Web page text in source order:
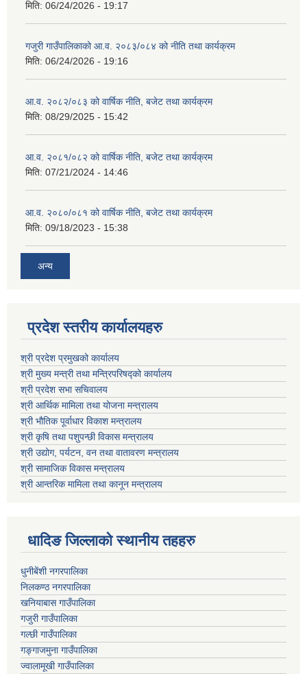
मिति: 06/24/2026 - 19:17
गजुरी गाउँपालिकाको आ.व. २०८३/०८४ को नीति तथा कार्यक्रम
मिति: 06/24/2026 - 19:16
आ.व. २०८२/०८३ को वार्षिक नीति, बजेट तथा कार्यक्रम
मिति: 08/29/2025 - 15:42
आ.व. २०८१/०८२ को वार्षिक नीति, बजेट तथा कार्यक्रम
मिति: 07/21/2024 - 14:46
आ.व. २०८०/०८१ को वार्षिक नीति, बजेट तथा कार्यक्रम
मिति: 09/18/2023 - 15:38
अन्य
प्रदेश स्तरीय कार्यालयहरु
श्री प्रदेश प्रमुखको कार्यालय
श्री मुख्य मन्त्री तथा मन्त्रिपरिषद्को कार्यालय
श्री प्रदेश सभा सचिवालय
श्री आर्थिक मामिला तथा योजना मन्त्रालय
श्री भौतिक पूर्वाधार विकाश मन्त्रालय
श्री कृषि तथा पशुपन्छी विकास मन्त्रालय
श्री उद्योग, पर्यटन, वन तथा वातावरण मन्त्रालय
श्री सामाजिक विकास मन्त्रालय
श्री आन्तरिक मामिला तथा कानून मन्त्रालय
धादिङ जिल्लाकाे स्थानीय तहहरु
धुनीबेंशी नगरपालिका
निलकण्ठ नगरपालिका
खनियाबास गाउँपालिका
गजुरी गाउँपालिका
गल्छी गाउँपालिका
गङ्गाजमुना गाउँपालिका
ज्वालामूखी गाउँपालिका